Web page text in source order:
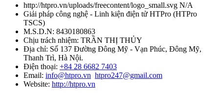
http://htpro.vn/uploads/freecontent/logo_small.svg N/A
Giải pháp công nghệ - Linh kiện điện tử HTPro (HTPro
TSCS)
M.S.D.N: 8430180863
Chịu trách nhiệm: TRẦN THỊ THỦY
Địa chỉ: Số 137 Đường Đông Mỹ - Vạn Phúc, Đông Mỹ,
Thanh Trì, Hà Nội.
Điện thoại: +84 28 6682 7403
Email: info@htpro.vn htpro247@gmail.com
Website: http://htpro.vn